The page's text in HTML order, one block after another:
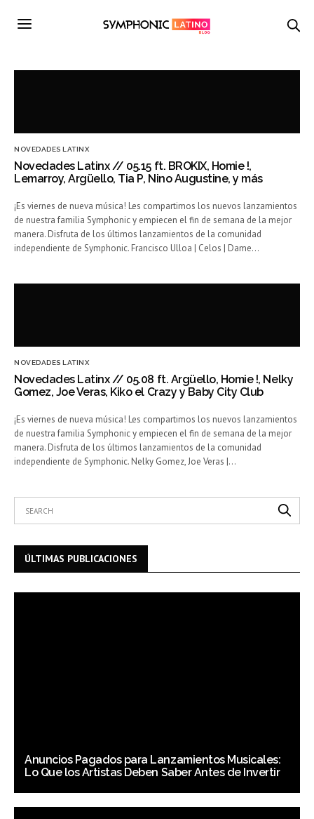
NOVEDADES LATINX
Novedades Latinx // 05.15 ft. BROKIX, Homie !,
Lemarroy, Argüello, Tia P, Nino Augustine, y más
¡Es viernes de nueva música! Les compartimos los nuevos lanzamientos
de nuestra familia Symphonic y empiecen el fin de semana de la mejor
manera. Disfruta de los últimos lanzamientos de la comunidad
independiente de Symphonic. Francisco Ulloa | Celos | Dame…
NOVEDADES LATINX
Novedades Latinx // 05.08 ft. Argüello, Homie !, Nelky
Gomez, Joe Veras, Kiko el Crazy y Baby City Club
¡Es viernes de nueva música! Les compartimos los nuevos lanzamientos
de nuestra familia Symphonic y empiecen el fin de semana de la mejor
manera. Disfruta de los últimos lanzamientos de la comunidad
independiente de Symphonic. Nelky Gomez, Joe Veras |…
ÚLTIMAS PUBLICACIONES
Anuncios Pagados para Lanzamientos Musicales:
Lo Que los Artistas Deben Saber Antes de Invertir